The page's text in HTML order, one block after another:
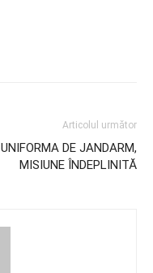
Articolul următor
UNIFORMA DE JANDARM,
MISIUNE ÎNDEPLINITĂ